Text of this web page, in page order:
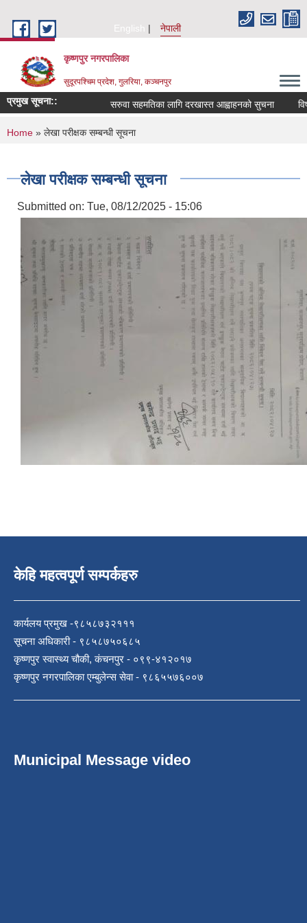
English
नेपाली
कृष्णपुर नगरपालिका
सुदूरपश्चिम प्रदेश, गुलरिया, कञ्चनपुर
प्रमुख सूचना:: सरुवा सहमतिका लागि दरखास्त आह्वाहनको सुचना
You are here
Home » लेखा परीक्षक सम्बन्धी सूचना
लेखा परीक्षक सम्बन्धी सूचना
Submitted on: Tue, 08/12/2025 - 15:06
केहि महत्वपूर्ण सम्पर्कहरु
कार्यलय प्रमुख -९८५८७३२१११
सूचना अधिकारी - ९८५८७५०६८५
कृष्णपुर स्वास्थ्य चौकी, कंचनपुर - ०९९-४१२०१७
कृष्णपुर नगरपालिका एम्बुलेन्स सेवा - ९८६५५७६००७
Municipal Message video